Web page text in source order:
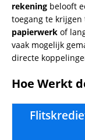
rekening belooft
toegang te
papierwerk of
vaak mogelijk
directe
Hoe Werkt